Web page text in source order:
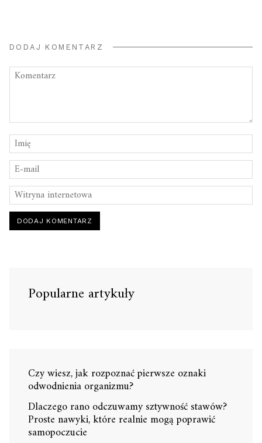
DODAJ KOMENTARZ
Popularne artykuły
Czy wiesz, jak rozpoznać pierwsze oznaki
odwodnienia organizmu?
Dlaczego rano odczuwamy sztywność stawów?
Proste nawyki, które realnie mogą poprawić
samopoczucie